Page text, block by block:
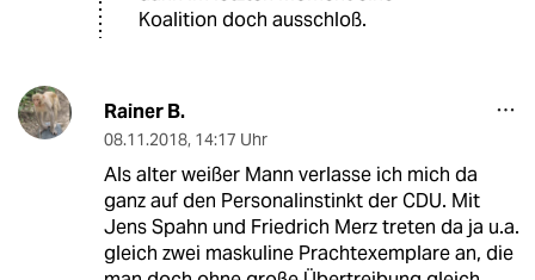
Koalition doch ausschloß.
Rainer B.
08.11.2018, 14:17 Uhr
Als alter weißer Mann verlasse ich mich da
ganz auf den Personalinstinkt der CDU. Mit
Jens Spahn und Friedrich Merz treten da ja u.a.
gleich zwei maskuline Prachtexemplare an, die